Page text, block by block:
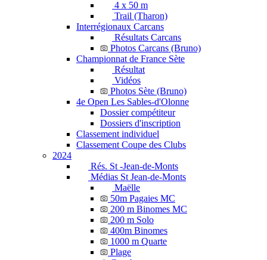
4 x 50 m
Trail (Tharon)
Interrégionaux Carcans
Résultats Carcans
Photos Carcans (Bruno)
Championnat de France Sète
Résultat
Vidéos
Photos Sète (Bruno)
4e Open Les Sables-d'Olonne
Dossier compétiteur
Dossiers d'inscription
Classement individuel
Classement Coupe des Clubs
2024
Rés. St -Jean-de-Monts
Médias St Jean-de-Monts
Maëlle
50m Pagaies MC
200 m Binomes MC
200 m Solo
400m Binomes
1000 m Quarte
Plage